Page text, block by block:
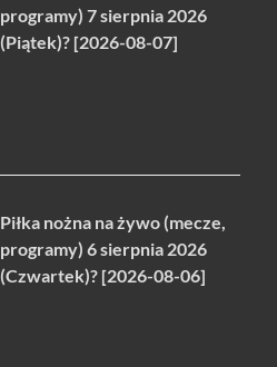
programy) 7 sierpnia 2026
(Piątek)? [2026-08-07]
Piłka nożna na żywo (mecze,
programy) 6 sierpnia 2026
(Czwartek)? [2026-08-06]